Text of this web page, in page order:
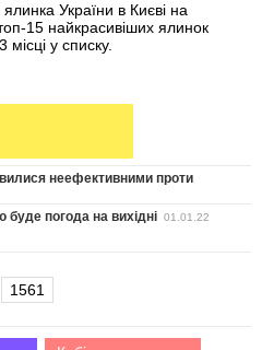
України в Києві на
15 найкрасивіших ялинок
у списку.
неефективними проти
буде погода на вихідні 01.01.22
1561